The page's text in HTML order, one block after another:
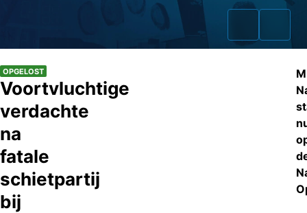
Zaken
Fraudeurs
OPGELOST
Voortvluchtige
verdachte
na
fatale
schietpartij
bij